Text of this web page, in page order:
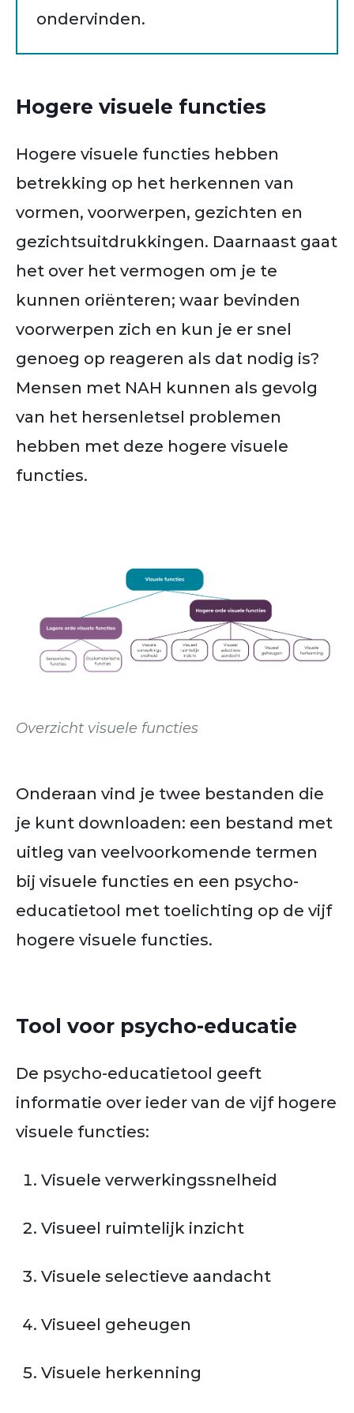
ondervinden.
Hogere visuele functies
Hogere visuele functies hebben
betrekking op het herkennen van
vormen, voorwerpen, gezichten en
gezichtsuitdrukkingen. Daarnaast gaat
het over het vermogen om je te
kunnen oriënteren; waar bevinden
voorwerpen zich en kun je er snel
genoeg op reageren als dat nodig is?
Mensen met NAH kunnen als gevolg
van het hersenletsel problemen
hebben met deze hogere visuele
functies.
Overzicht visuele functies
Onderaan vind je twee bestanden die
je kunt downloaden: een bestand met
uitleg van veelvoorkomende termen
bij visuele functies en een psycho-
educatietool met toelichting op de vijf
hogere visuele functies.
Tool voor psycho-educatie
De psycho-educatietool geeft
informatie over ieder van de vijf hogere
visuele functies:
Visuele verwerkingssnelheid
Visueel ruimtelijk inzicht
Visuele selectieve aandacht
Visueel geheugen
Visuele herkenning